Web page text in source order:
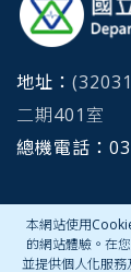
地址：
二期401室
總機電話：
本網站使用
的網站體驗。在
並提供個人化服務